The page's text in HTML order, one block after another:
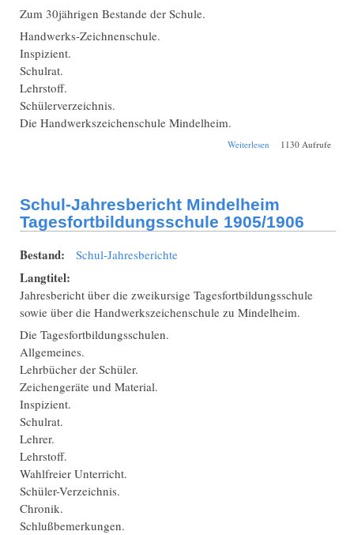
Zum 30jährigen Bestande der Schule.
Handwerks-Zeichnenschule.
Inspizient.
Schulrat.
Lehrstoff.
Schülerverzeichnis.
Die Handwerkszeichenschule Mindelheim.
Weiterlesen über Schul-
1130 Aufrufe
Schul-Jahresbericht Mindelheim
Tagesfortbildungsschule 1905/1906
Bestand: Schul-Jahresberichte
Langtitel:
Jahresbericht über die zweikursige Tagesfortbildungsschule
sowie über die Handwerkszeichenschule zu Mindelheim.
Die Tagesfortbildungsschulen.
Allgemeines.
Lehrbücher der Schüler.
Zeichengeräte und Material.
Inspizient.
Schulrat.
Lehrer.
Lehrstoff.
Wahlfreier Unterricht.
Schüler-Verzeichnis.
Chronik.
Schlußbemerkungen.